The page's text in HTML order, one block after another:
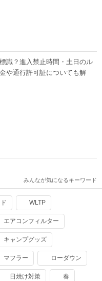
識？進入禁止時間・土日のル
や通行許可証についても解
みんなが気になるキーワード
WLTP
エアコンフィルター
キャンプグッズ
マフラー ローダウン
日焼け対策 春